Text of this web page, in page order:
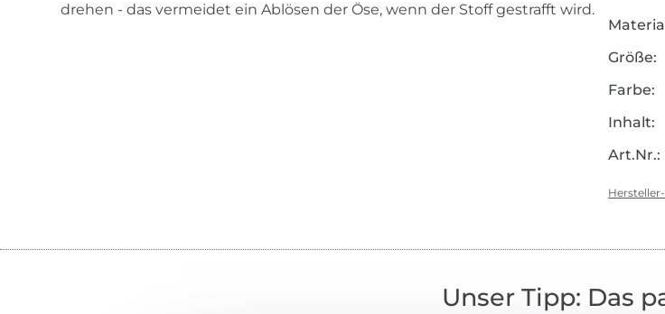
drehen - das vermeidet ein Ablösen der Öse, wenn der Stoff gestrafft wird.
Größe:
Farbe:
Inhalt:
Art.Nr.:
Unser Tipp: Das